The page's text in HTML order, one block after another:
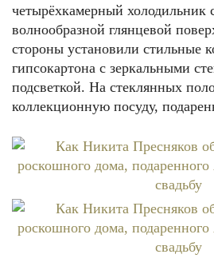
четырёхкамерный холодильник
волнообразной глянцевой
стороны установили стильные
гипсокартона с зеркальными
подсветкой. На стеклянных
коллекционную посуду,